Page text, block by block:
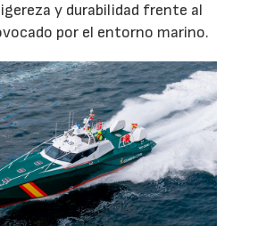
y durabilidad frente al
por el entorno marino.